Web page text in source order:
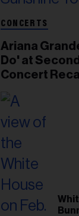
CONCERTS
Ariana
Do' at
Concert